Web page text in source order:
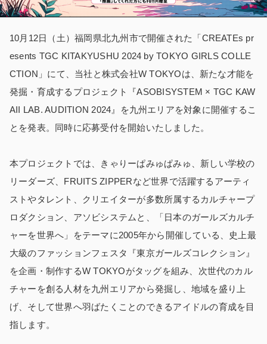
10月12日（土）福岡県北九州市で開催された「CREATEs pr
esents TGC KITAKYUSHU 2024 by TOKYO GIRLS COLLE
CTION」にて、当社と株式会社W TOKYOは、新たな才能を
発掘・育成するプロジェクト『ASOBISYSTEM × TGC KAW
AII LAB. AUDITION 2024』を九州エリアを対象に開催するこ
とを発表。同時に応募受付を開始いたしました。
本プロジェクトでは、きゃりーぱみゅぱみゅ、新しい学校の
リーダーズ、FRUITS ZIPPERなど世界で活躍するアーティ
ストやタレント、クリエイターが多数所属するカルチャープ
ロダクション、アソビシステムと、「日本のガールズカルチ
ャーを世界へ」をテーマに2005年から開催している、史上最
大級のファッションフェスタ『東京ガールズコレクション』
を企画・制作するW TOKYOがタッグを組み、次世代のカル
チャーを創る人材を九州エリアから発掘し、地域を盛り上
げ、そして世界へ羽ばたくことのできるアイドルの育成を目
指します。